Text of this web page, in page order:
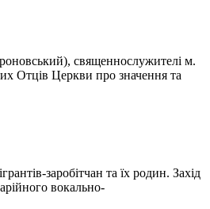
священнослужителі м.
Отців Церкви про значення та
заробітчан та їх родин. Захід
вокально-